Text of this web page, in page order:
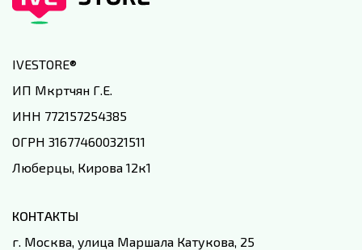
IVESTORE®
ИП Мкртчян Г.Е.
ИНН 772157254385
ОГРН 316774600321511
Люберцы, Кирова 12к1
КОНТАКТЫ
г. Москва, улица Маршала Катукова, 25